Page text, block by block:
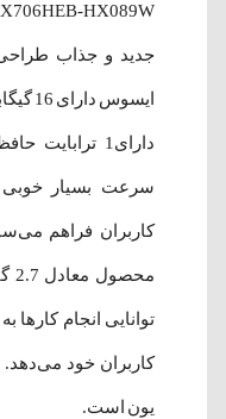
جدید و جذاب
سرعت بسیار خوبی
کاربران فراهم
کاربران خود می‌دهد.
یون است.